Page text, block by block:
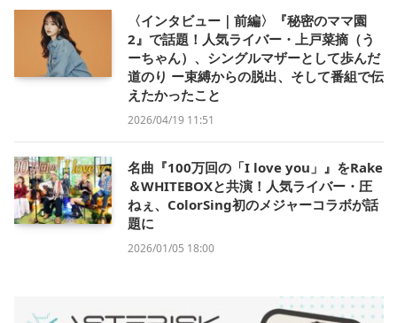
〈インタビュー｜前編〉『秘密のママ園
2』で話題！人気ライバー・上戸菜摘（う
ーちゃん）、シングルマザーとして歩んだ
道のり ー束縛からの脱出、そして番組で伝
えたかったこと
2026/04/19 11:51
名曲『100万回の「I love you」』をRake
＆WHITEBOXと共演！人気ライバー・圧
ねぇ、ColorSing初のメジャーコラボが話
題に
2026/01/05 18:00